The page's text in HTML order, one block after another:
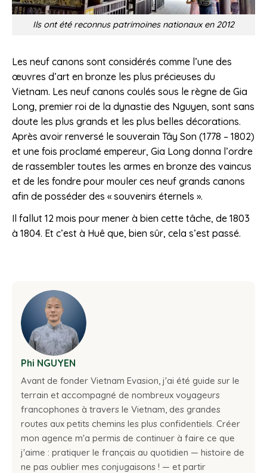
Ils ont été reconnus patrimoines nationaux en 2012
Les neuf canons sont considérés comme l’une des
œuvres d’art en bronze les plus précieuses du
Vietnam. Les neuf canons coulés sous le règne de Gia
Long, premier roi de la dynastie des Nguyen, sont sans
doute les plus grands et les plus belles décorations.
Après avoir renversé le souverain Tây Son (1778 – 1802)
et une fois proclamé empereur, Gia Long donna l’ordre
de rassembler toutes les armes en bronze des vaincus
et de les fondre pour mouler ces neuf grands canons
afin de posséder des « souvenirs éternels ».
Il fallut 12 mois pour mener à bien cette tâche, de 1803
à 1804. Et c’est à Huê que, bien sûr, cela s’est passé.
Phi NGUYEN
Avant de fonder Vietnam Evasion, j'ai été guide sur le
terrain et accompagné de nombreux voyageurs
francophones à travers le Vietnam, des grandes
routes aux petits chemins les plus confidentiels. Créer
mon agence m'a permis de continuer à faire ce que
j'aime : pratiquer le français au quotidien — histoire de
ne pas oublier mes conjugaisons ! — et partir